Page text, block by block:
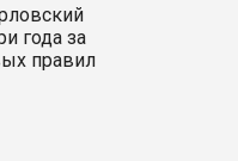
года за
правил